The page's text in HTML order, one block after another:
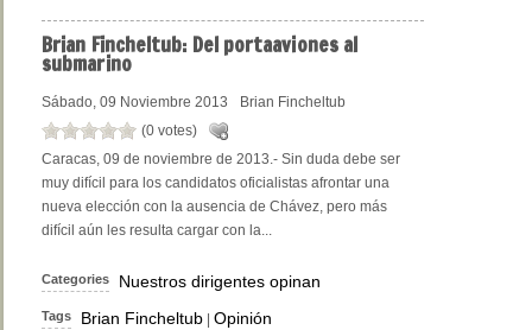
Brian Fincheltub: Del portaaviones al
submarino
Sábado, 09 Noviembre 2013
Brian Fincheltub
(0 votes)
Caracas, 09 de noviembre de 2013.- Sin duda debe ser
muy difícil para los candidatos oficialistas afrontar una
nueva elección con la ausencia de Chávez, pero más
difícil aún les resulta cargar con la...
Categories Nuestros dirigentes opinan
Tags Brian Fincheltub Opinión